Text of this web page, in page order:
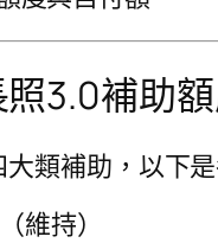
3.0補助
類補助，以下
維持）